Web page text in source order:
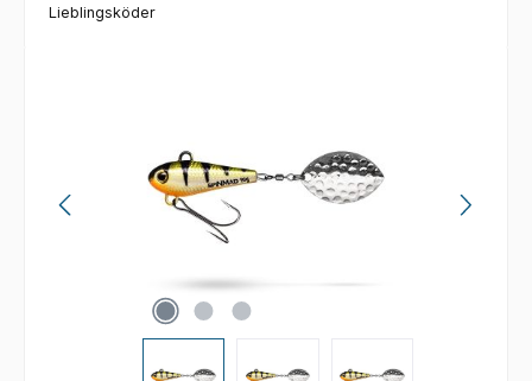
Lieblingsköder